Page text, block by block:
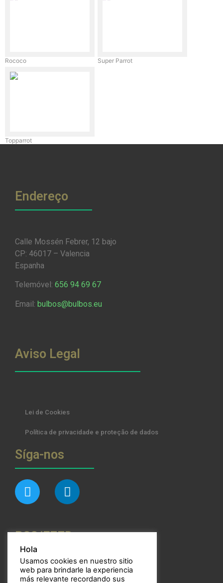
Rococo Super Parrot
Topparrot
Endereço
Calle Mossén Febrer, 12 bajo
CP: 46017 – Valencia
Espanha
Telemóvel: 656 94 69 67
Email: bulbos@bulbos.eu
Aviso Legal
Lei de Cookies
Política de privacidade e proteção de dados
Síga-nos
RSS/FEED
Hola
Usamos cookies en nuestro sitio
web para brindarle la experiencia
más relevante recordando sus